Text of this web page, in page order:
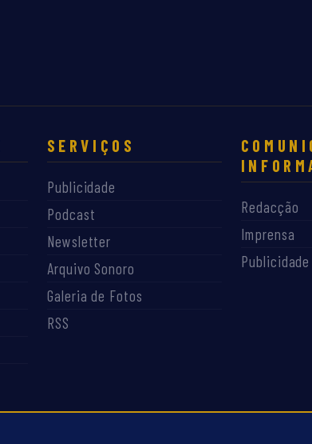
SERVIÇOS
Publicidade
Podcast
Newsletter
Arquivo Sonoro
Galeria de Fotos
RSS
Redacção
Imprensa
Publicidade